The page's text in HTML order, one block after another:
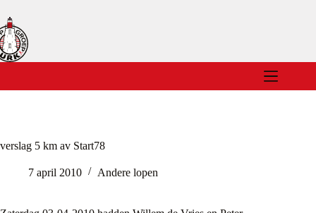
naar
de
inhoud
verslag 5 km av Start78
7 april 2010 Andere lopen